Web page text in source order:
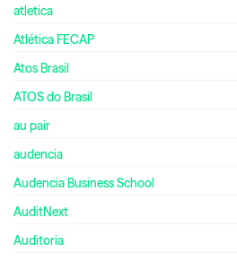
atletica
Atlética FECAP
Atos Brasil
ATOS do Brasil
au pair
audencia
Audencia Business School
AuditNext
Auditoria